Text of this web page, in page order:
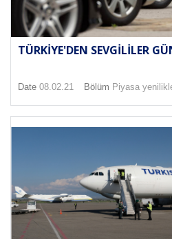
TÜRKIYE'DEN SEVGILILER
Date 08.02.21 Bölüm Piyasa